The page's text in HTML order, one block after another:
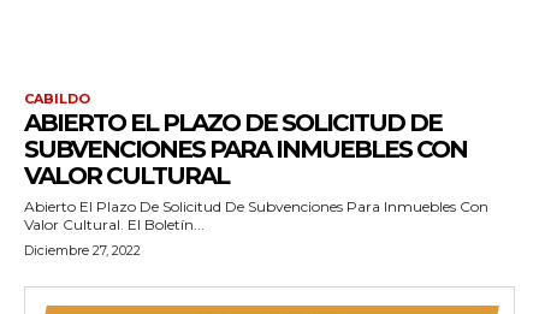
CABILDO
ABIERTO EL PLAZO DE SOLICITUD DE
SUBVENCIONES PARA INMUEBLES CON
VALOR CULTURAL
Abierto El Plazo De Solicitud De Subvenciones Para Inmuebles Con
Valor Cultural. El Boletín...
Diciembre 27, 2022